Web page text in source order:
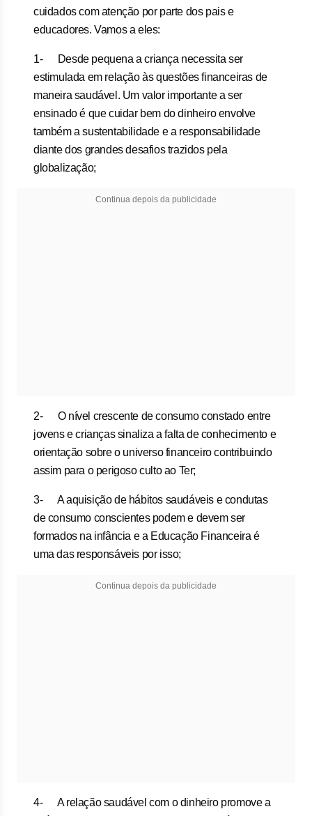
cuidados com atenção por parte dos pais e
educadores. Vamos a eles:
1- Desde pequena a criança necessita ser
estimulada em relação às questões financeiras de
maneira saudável. Um valor importante a ser
ensinado é que cuidar bem do dinheiro envolve
também a sustentabilidade e a responsabilidade
diante dos grandes desafios trazidos pela
globalização;
Continua depois da publicidade
2- O nível crescente de consumo constado entre
jovens e crianças sinaliza a falta de conhecimento e
orientação sobre o universo financeiro contribuindo
assim para o perigoso culto ao Ter;
3- A aquisição de hábitos saudáveis e condutas
de consumo conscientes podem e devem ser
formados na infância e a Educação Financeira é
uma das responsáveis por isso;
Continua depois da publicidade
4- A relação saudável com o dinheiro promove a